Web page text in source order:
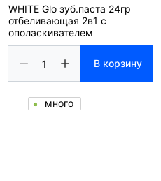
WHITE Glo зуб.паста 24гр
отбеливающая 2в1 c
ополаскивателем
В корзину
много